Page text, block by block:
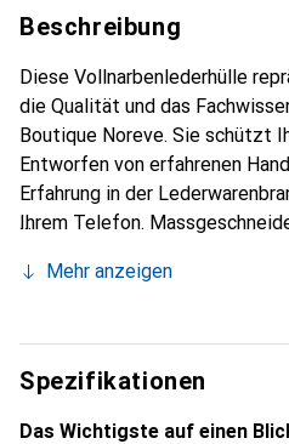
Beschreibung
Diese Vollnarbenlederhülle
die Qualität und das
Boutique Noreve. Sie schützt
Entworfen von erfahrenen
Erfahrung in der
Ihrem Telefon.
Sie wird zum schicken und
die Marke Noreve eine
anspruchsvolle Kundschaft.
Mehr anzeigen
Spezifikationen
Das Wichtigste auf einen